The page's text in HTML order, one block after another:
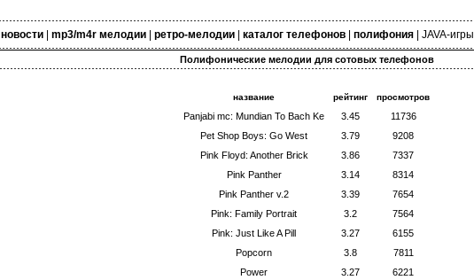
новости| mp3/m4r мелодии| ретро-мелодии| каталог телефонов| полифония| JAVA-игры
Полифонические мелодии для сотовых телефонов
название рейтинг просмотров
Panjabi mc: Mundian To Bach Ke 3.45
11736
Pet Shop Boys: Go West
3.79
9208
Pink Floyd: Another Brick
3.86
7337
Pink Panther
3.14
8314
Pink Panther v.2
3.39
7654
Pink: Family Portrait
3.2
7564
Pink: Just Like A Pill
3.27
6155
Popcorn
3.8
7811
Power
3.27
6221